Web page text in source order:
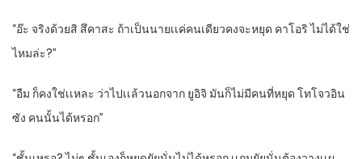
“อ๊ะ​ จริงด้วยสิ​ สึคาสะ​ ถ้าเป็นนายเเค่คนเดียวคงจะหยุด​ คาโอริ​ ไม่ได้ใช่
ไหมล่ะ?”
“อืม ก็คงใช่เเหละ​ ว่าไปเเล้วนอกจาก​ ยูอิจิ​ ​มันก็ไม่มีคนที่หยุด​ โทโจวอิน
ซัง​ คนนั้นได้หรอก”